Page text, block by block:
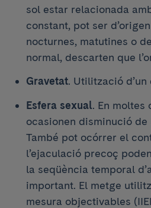
sol estar relacionada
constant, pot ser
nocturnes, matutines o
normal, descarten que
Gravetat. Utilització d’un
Esfera sexual. En moltes
ocasionen disminució
També pot ocórrer el
l’ejaculació precoç
la seqüència temporal
important. El metge
mesura objectivables